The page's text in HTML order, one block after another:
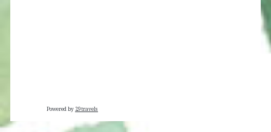
Powered by 29travels